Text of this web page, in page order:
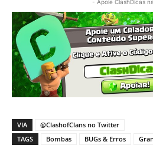
- Apoie ClashDicas
VIA
@ClashofClans no Twitter
TAGS
Bombas BUGs & Erros